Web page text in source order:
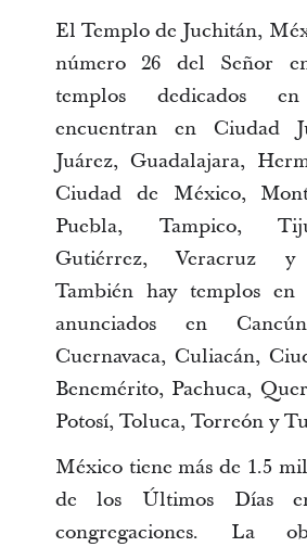
El Templo de Juchitán,
número 26 del Señor
templos dedicados
encuentran en Ciudad
Juárez, Guadalajara,
Ciudad de México,
Puebla, Tampico,
Gutiérrez, Veracruz y
También hay templos en
anunciados en
Cuernavaca, Culiacán,
Benemérito, Pachuca,
Potosí, Toluca, Torreón y
México tiene más de 1.5
de los Últimos Días
congregaciones. La